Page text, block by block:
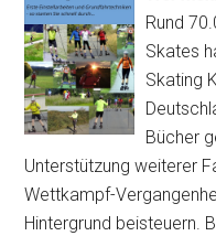
Rund
Skates
Skating
Bücher
Unterstützung weiterer
Wettkampf-
Hintergrund beisteuern.